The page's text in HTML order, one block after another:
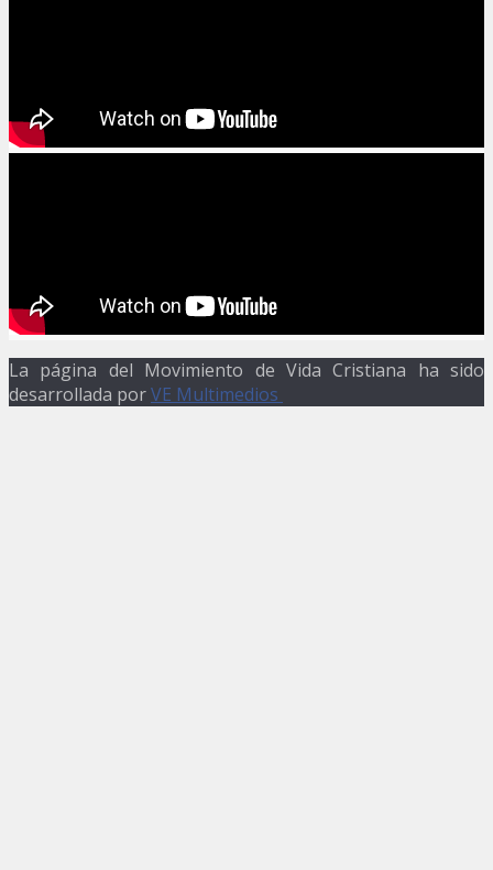
La página del Movimiento de Vida Cristiana ha sido
desarrollada porVE Multimedios